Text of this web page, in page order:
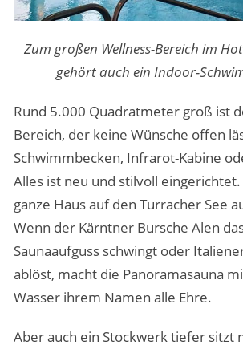
Zum großen Wellness-Bereich im
gehört auch ein Indoor-
Rund 5.000 Quadratmeter groß ist
Bereich, der keine Wünsche offen
Schwimmbecken, Infrarot-Kabine
Alles ist neu und stilvoll eingerichtet.
ganze Haus auf den Turracher See
Wenn der Kärntner Bursche Alen
Saunaaufguss schwingt oder
ablöst, macht die Panoramasauna
Wasser ihrem Namen alle Ehre.
Aber auch ein Stockwerk tiefer sitzt